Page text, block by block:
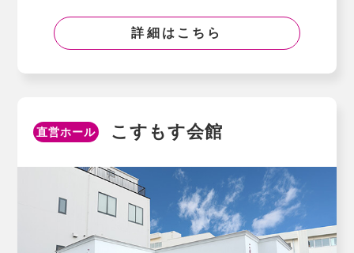
詳細はこちら
直営ホール こすもす会館